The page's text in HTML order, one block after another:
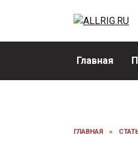
Главная
ГЛАВНАЯ »